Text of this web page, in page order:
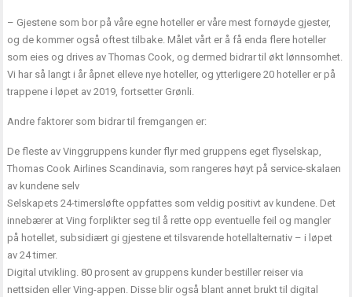
– Gjestene som bor på våre egne hoteller er våre mest fornøyde gjester,
og de kommer også oftest tilbake. Målet vårt er å få enda flere hoteller
som eies og drives av Thomas Cook, og dermed bidrar til økt lønnsomhet.
Vi har så langt i år åpnet elleve nye hoteller, og ytterligere 20 hoteller er på
trappene i løpet av 2019, fortsetter Grønli.
Andre faktorer som bidrar til fremgangen er:
De fleste av Vinggruppens kunder flyr med gruppens eget flyselskap,
Thomas Cook Airlines Scandinavia, som rangeres høyt på service-skalaen
av kundene selv
Selskapets 24-timersløfte oppfattes som veldig positivt av kundene. Det
innebærer at Ving forplikter seg til å rette opp eventuelle feil og mangler
på hotellet, subsidiært gi gjestene et tilsvarende hotellalternativ – i løpet
av 24 timer.
Digital utvikling. 80 prosent av gruppens kunder bestiller reiser via
nettsiden eller Ving-appen. Disse blir også blant annet brukt til digital